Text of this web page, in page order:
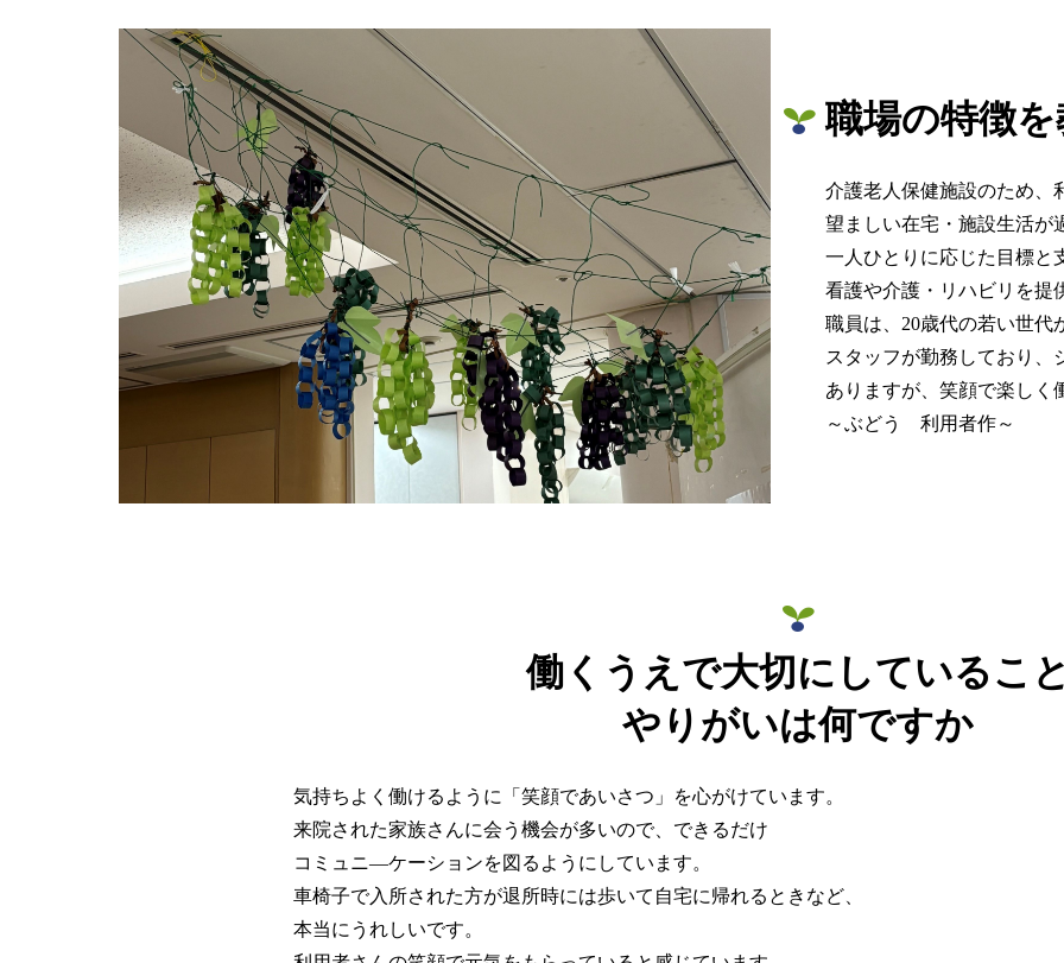
職場の特徴
介護老人保健施設のため、
望ましい在宅・施設生活が
一人ひとりに応じた目標と
看護や介護・リハビリを提
職員は、20歳代の若い世代
スタッフが勤務しており、
ありますが、笑顔で楽しく
～ぶどう 利用者作～
働くうえで大切にしているこ
やりがいは何ですか
気持ちよく働けるように「笑顔であいさつ」を心がけています。
来院された家族さんに会う機会が多いので、できるだけ
コミュニ―ケーションを図るようにしています。
車椅子で入所された方が退所時には歩いて自宅に帰れるときなど、
本当にうれしいです。